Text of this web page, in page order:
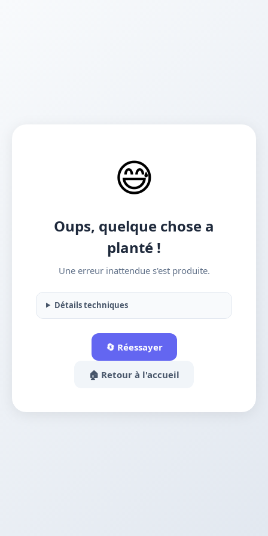
😅
Oups, quelque chose a
planté !
Une erreur inattendue s'est produite.
Détails techniques
🔄 Réessayer
🏠 Retour à l'accueil